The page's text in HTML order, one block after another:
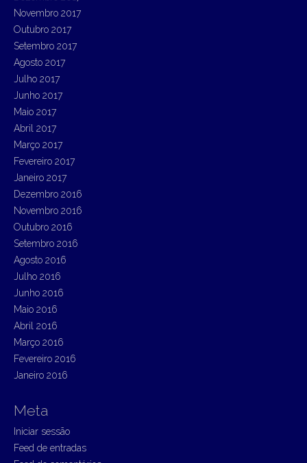
Novembro 2017
Outubro 2017
Setembro 2017
Agosto 2017
Julho 2017
Junho 2017
Maio 2017
Abril 2017
Março 2017
Fevereiro 2017
Janeiro 2017
Dezembro 2016
Novembro 2016
Outubro 2016
Setembro 2016
Agosto 2016
Julho 2016
Junho 2016
Maio 2016
Abril 2016
Março 2016
Fevereiro 2016
Janeiro 2016
Meta
Iniciar sessão
Feed de entradas